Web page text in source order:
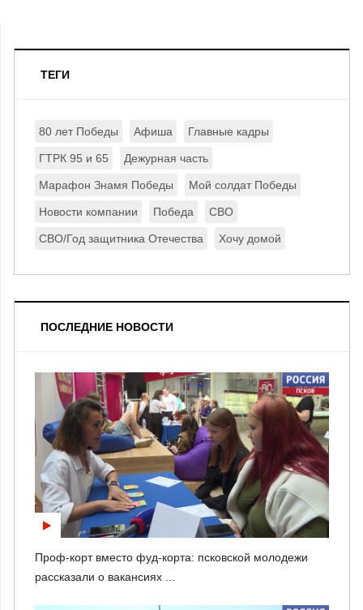
ТЕГИ
80 лет Победы Афиша Главные кадры
ГТРК 95 и 65 Дежурная часть
Марафон Знамя Победы Мой солдат Победы
Новости компании Победа СВО
СВО/Год защитника Отечества Хочу домой
ПОСЛЕДНИЕ НОВОСТИ
Проф-корт вместо фуд-корта: псковской молодежи
рассказали о вакансиях ...